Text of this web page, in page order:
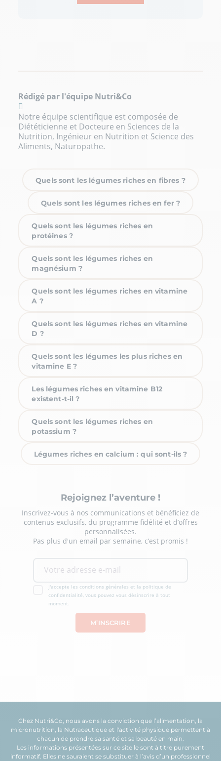
Rédigé par l'équipe Nutri&Co
Notre équipe scientifique est composée de
Diététicienne et Docteure en Sciences de la
Nutrition, Ingénieur en Nutrition et Science des
Aliments, Naturopathe.
Quels sont les légumes riches en fibres ?
Quels sont les légumes riches en fer ?
Quels sont les légumes riches en
protéines ?
Quels sont les légumes riches en
magnésium ?
Quels sont les légumes riches en vitamine
A ?
Quels sont les légumes riches en vitamine
D ?
Quels sont les légumes les plus riches en
vitamine E ?
Les légumes riches en vitamine B12
existent-t-il ?
Quels sont les légumes riches en
potassium ?
Légumes riches en calcium : qui sont-ils ?
Rejoignez l’aventure !
Inscrivez-vous à nos communications et bénéficiez de
contenus exclusifs, du programme fidélité et d’offres
personnalisées.
Pas plus d'un email par semaine, c’est promis !
J'accepte les conditions générales et la politique de
confidentialité, vous pouvez vous désinscrire à tout
moment.
Chez Nutri&Co, nous avons la conviction que l’alimentation , la
micronutrition , la Nutraceutique et l'activité physiquepermettent à
chacun de prendre sasantéet sa beautéen main.
Les informations présentées sur ce site le sont à titre purement
informatif. Elles ne sauraient se substituer à l’avis d’un professionnel